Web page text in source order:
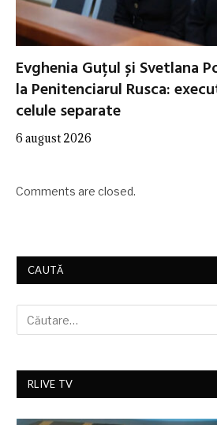
Evghenia Guțul și Svetlana
la Penitenciarul Rusca:
celule separate
6 august 2026
Comments are closed.
CAUTĂ
RLIVE TV